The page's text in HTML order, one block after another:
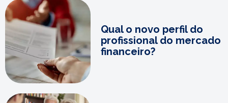
Qual o novo perfil do
profissional do mercado
financeiro?